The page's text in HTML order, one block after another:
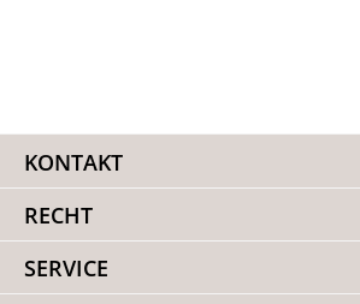
KONTAKT
RECHT
SERVICE